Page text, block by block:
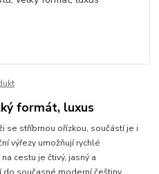
formát, luxus
se stříbrnou ořízkou, součástí je i
výřezy umožňují rychlé
cestu je čtivý, jasný a